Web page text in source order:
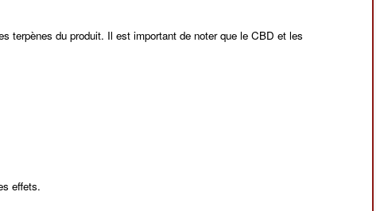
terpènes du produit. Il est important de noter que le CBD et les
effets.